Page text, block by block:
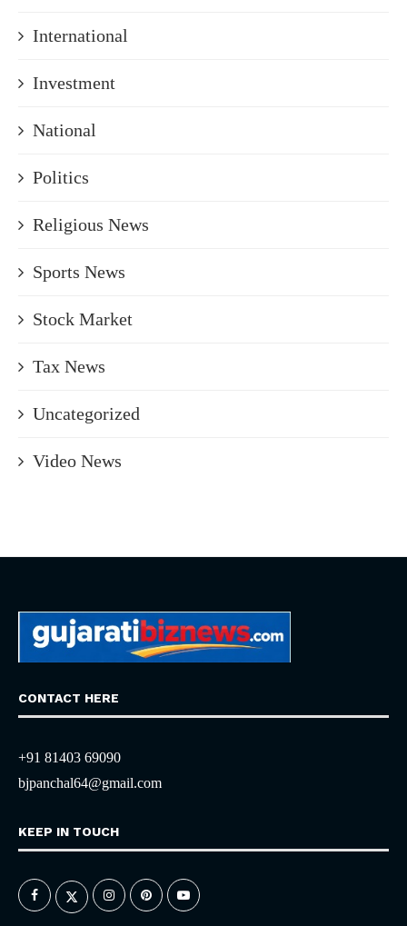
International
Investment
National
Politics
Religious News
Sports News
Stock Market
Tax News
Uncategorized
Video News
CONTACT HERE
+91 81403 69090
bjpanchal64@gmail.com
KEEP IN TOUCH